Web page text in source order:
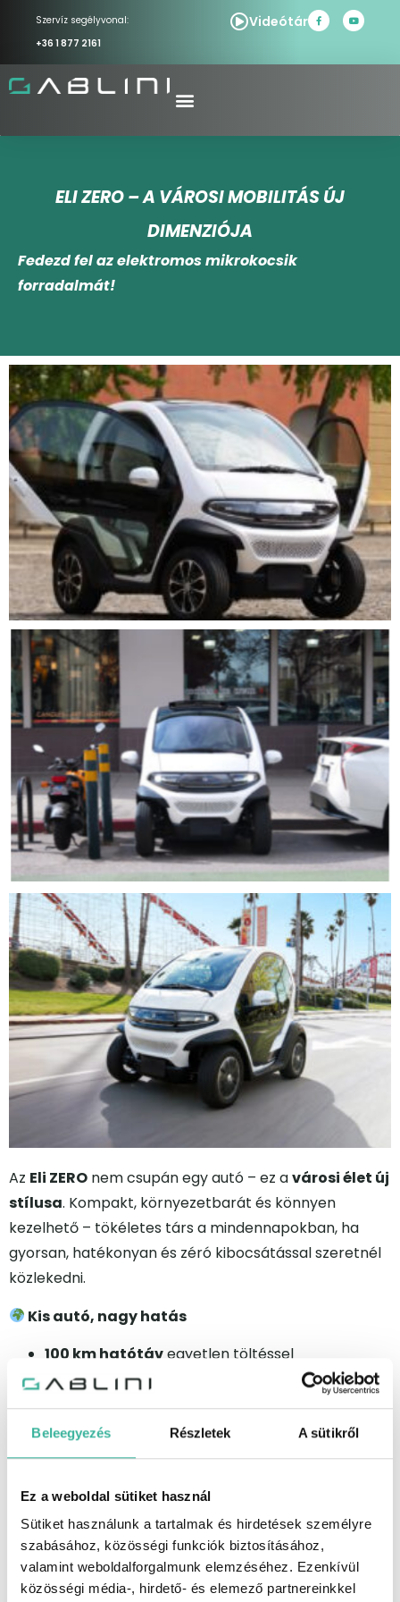
Beleegyezés Részletek A sütikről
Ez a weboldal sütiket használ
Sütiket használunk a tartalmak és hirdetések személyre
szabásához, közösségi funkciók biztosításához,
valamint weboldalforgalmunk elemzéséhez. Ezenkívül
közösségi média-, hirdető- és elemező partnereinkkel
Szervíz segélyvonal:
+36 1 877 2161
Videótár
ELI ZERO – A VÁROSI MOBILITÁS ÚJ
DIMENZIÓJA
Fedezd fel az elektromos mikrokocsik
forradalmát!
Az Eli ZERO nem csupán egy autó – ez avárosi élet új
stílusa. Kompakt, környezetbarát és könnyen
kezelhető – tökéletes társ a mindennapokban, ha
gyorsan, hatékonyan és zéró kibocsátással szeretnél
közlekedni.
Kis autó, nagy hatás
100 km hatótávegyetlen töltéssel
Mindössze 2,25 méter hosszú
, így bárhol elfér
Tölthető otthoni konnektorról, 3 óra alatt
LFP akkumulátora hosszú élettartamért és
biztonságért
– minden, amit a modern városi közlekedés
megkövetel
Éld meg a várost új szemszögből
Az Eli ZERO-val a város újra a tiéd.